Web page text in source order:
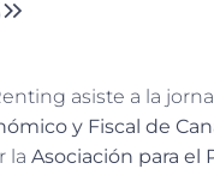
asiste a la
y Fiscal de
la Asociación para el